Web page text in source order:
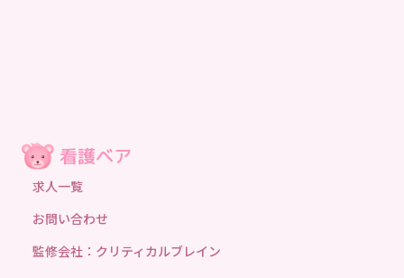
求人一覧
お問い合わせ
監修会社：クリティカルブレイン